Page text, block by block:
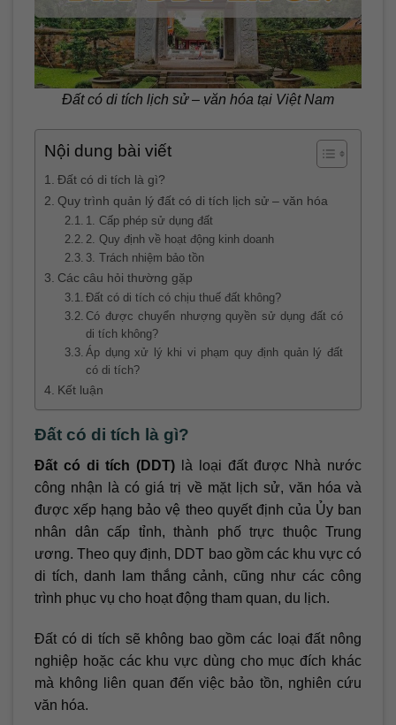
Đất có di tích lịch sử – văn hóa tại Việt Nam
Nội dung bài viết
Đất có di tích là gì?
Quy trình quản lý đất có di tích lịch sử – văn hóa
1. Cấp phép sử dụng đất
2. Quy định về hoạt động kinh doanh
3. Trách nhiệm bảo tồn
Các câu hỏi thường gặp
Đất có di tích có chịu thuế đất không?
Có được chuyển nhượng quyền sử dụng đất có
di tích không?
Áp dụng xử lý khi vi phạm quy định quản lý đất
có di tích?
Kết luận
Đất có di tích là gì?
Đất có di tích (DDT) là loại đất được Nhà nước
công nhận là có giá trị về mặt lịch sử, văn hóa và
được xếp hạng bảo vệ theo quyết định của Ủy ban
nhân dân cấp tỉnh, thành phố trực thuộc Trung
ương. Theo quy định, DDT bao gồm các khu vực có
di tích, danh lam thắng cảnh, cũng như các công
trình phục vụ cho hoạt động tham quan, du lịch.
Đất có di tích sẽ không bao gồm các loại đất nông
nghiệp hoặc các khu vực dùng cho mục đích khác
mà không liên quan đến việc bảo tồn, nghiên cứu
văn hóa.